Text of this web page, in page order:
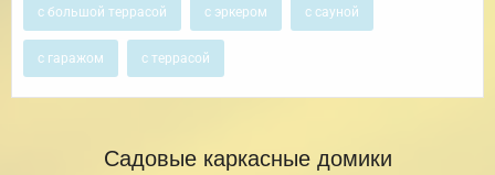
с большой террасой с эркером с сауной
с гаражом с террасой
Садовые каркасные домики